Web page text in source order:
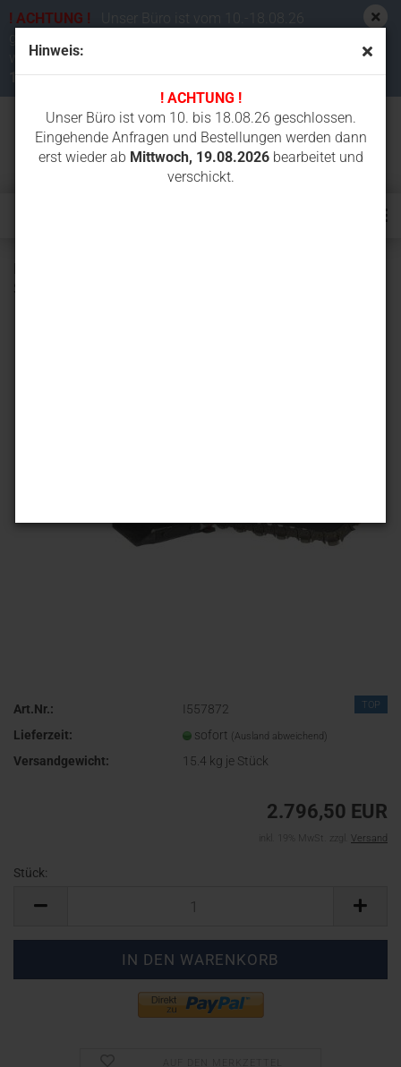
Hinweis:
! ACHTUNG !
Unser Büro ist vom 10. bis 18.08.26 geschlossen.
Eingehende Anfragen und Bestellungen werden dann
erst wieder ab Mittwoch, 19.08.2026bearbeitet und
verschickt.
! ACHTUNG !
Unser Büro ist vom 10.-18.08.26
werden dann erst wieder ab
19.08.2026bearbeitet und verschickt.
TOP
Art.Nr.:
I557872
Lieferzeit:
sofort (Ausland abweichend)
Versandgewicht: 15.4 kg je Stück
2.796,50 EUR
inkl. 19% MwSt. zzgl. Versand
Stück: